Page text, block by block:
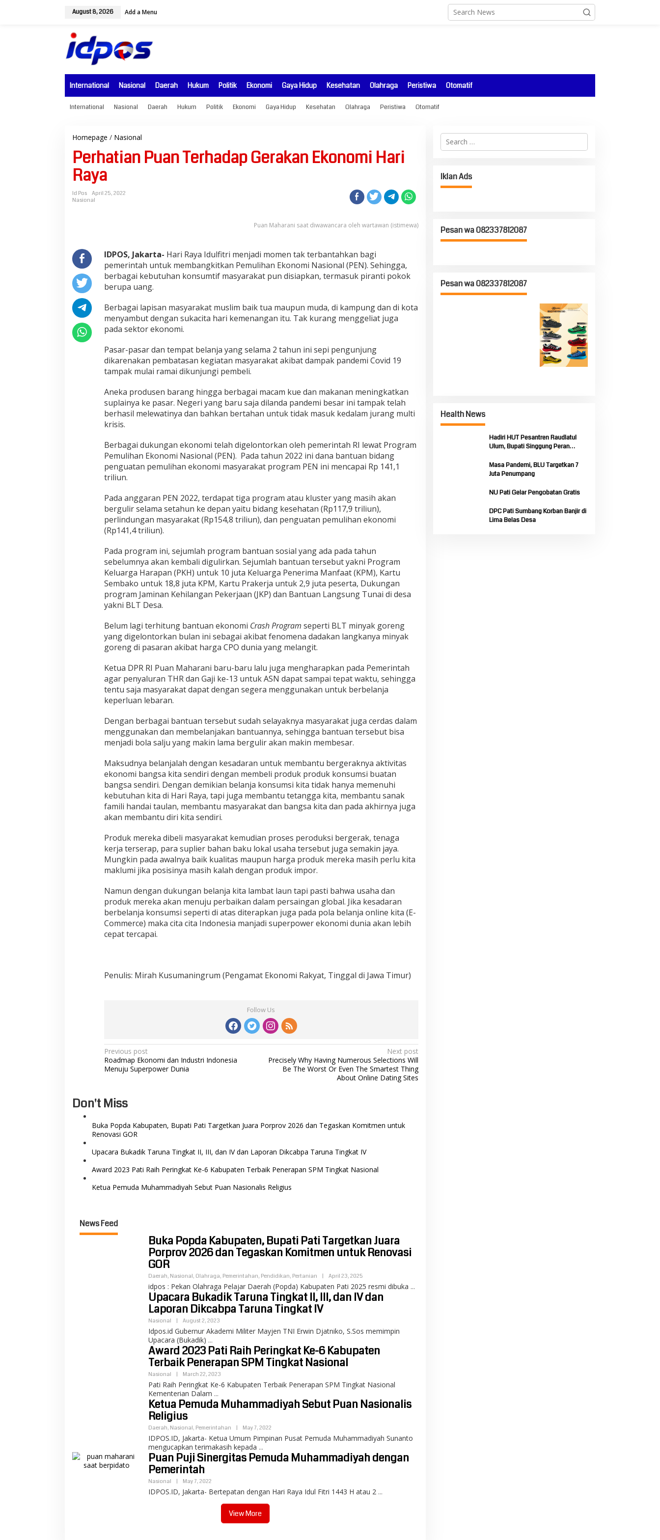
August 8, 2026 Add a Menu
International Nasional Daerah Hukum Politik Ekonomi Gaya Hidup Kesehatan Olahraga Peristiwa Otomatif
International Nasional Daerah Hukum Politik Ekonomi Gaya Hidup Kesehatan Olahraga Peristiwa Otomatif
Homepage / Nasional
Terhadap
Gerakan
Perhatian Puan Terhadap Gerakan Ekonomi Hari
Raya
Id Pos
April 25, 2022
Nasional
Puan Maharani saat diwawancara oleh wartawan (istimewa)
IDPOS, Jakarta- Hari Raya Idulfitri menjadi momen tak terbantahkan bagi
pemerintah untuk membangkitkan Pemulihan Ekonomi Nasional (PEN). Sehingga,
berbagai kebutuhan konsumtif masyarakat pun disiapkan, termasuk piranti pokok
berupa uang.
Berbagai lapisan masyarakat muslim baik tua maupun muda, di kampung dan di kota
menyambut dengan sukacita hari kemenangan itu. Tak kurang menggeliat juga
pada sektor ekonomi.
Pasar-pasar dan tempat belanja yang selama 2 tahun ini sepi pengunjung
dikarenakan pembatasan kegiatan masyarakat akibat dampak pandemi Covid 19
tampak mulai ramai dikunjungi pembeli.
Aneka produsen barang hingga berbagai macam kue dan makanan meningkatkan
suplainya ke pasar. Negeri yang baru saja dilanda pandemi besar ini tampak telah
berhasil melewatinya dan bahkan bertahan untuk tidak masuk kedalam jurang multi
krisis.
Berbagai dukungan ekonomi telah digelontorkan oleh pemerintah RI lewat Program
Pemulihan Ekonomi Nasional (PEN). Pada tahun 2022 ini dana bantuan bidang
penguatan pemulihan ekonomi masyarakat program PEN ini mencapai Rp 141,1
triliun.
Pada anggaran PEN 2022, terdapat tiga program atau kluster yang masih akan
bergulir selama setahun ke depan yaitu bidang kesehatan (Rp117,9 triliun),
perlindungan masyarakat (Rp154,8 triliun), dan penguatan pemulihan ekonomi
(Rp141,4 triliun).
Pada program ini, sejumlah program bantuan sosial yang ada pada tahun
sebelumnya akan kembali digulirkan. Sejumlah bantuan tersebut yakni Program
Keluarga Harapan (PKH) untuk 10 juta Keluarga Penerima Manfaat (KPM), Kartu
Sembako untuk 18,8 juta KPM, Kartu Prakerja untuk 2,9 juta peserta, Dukungan
program Jaminan Kehilangan Pekerjaan (JKP) dan Bantuan Langsung Tunai di desa
yakni BLT Desa.
Belum lagi terhitung bantuan ekonomi Crash Program seperti BLT minyak goreng
yang digelontorkan bulan ini sebagai akibat fenomena dadakan langkanya minyak
goreng di pasaran akibat harga CPO dunia yang melangit.
Ketua DPR RI Puan Maharani baru-baru lalu juga mengharapkan pada Pemerintah
agar penyaluran THR dan Gaji ke-13 untuk ASN dapat sampai tepat waktu, sehingga
tentu saja masyarakat dapat dengan segera menggunakan untuk berbelanja
keperluan lebaran.
Dengan berbagai bantuan tersebut sudah selayaknya masyarakat juga cerdas dalam
menggunakan dan membelanjakan bantuannya, sehingga bantuan tersebut bisa
menjadi bola salju yang makin lama bergulir akan makin membesar.
Maksudnya belanjalah dengan kesadaran untuk membantu bergeraknya aktivitas
ekonomi bangsa kita sendiri dengan membeli produk produk konsumsi buatan
bangsa sendiri. Dengan demikian belanja konsumsi kita tidak hanya memenuhi
kebutuhan kita di Hari Raya, tapi juga membantu tetangga kita, membantu sanak
famili handai taulan, membantu masyarakat dan bangsa kita dan pada akhirnya juga
akan membantu diri kita sendiri.
Produk mereka dibeli masyarakat kemudian proses peroduksi bergerak, tenaga
kerja terserap, para suplier bahan baku lokal usaha tersebut juga semakin jaya.
Mungkin pada awalnya baik kualitas maupun harga produk mereka masih perlu kita
maklumi jika posisinya masih kalah dengan produk impor.
Namun dengan dukungan belanja kita lambat laun tapi pasti bahwa usaha dan
produk mereka akan menuju perbaikan dalam persaingan global. Jika kesadaran
berbelanja konsumsi seperti di atas diterapkan juga pada pola belanja online kita (E-
Commerce) maka cita cita Indonesia manjadi superpower ekonomi dunia akan lebih
cepat tercapai.
Penulis: Mirah Kusumaningrum (Pengamat Ekonomi Rakyat, Tinggal di Jawa Timur)
Follow Us
Post
navigation
Previous post
Roadmap Ekonomi dan Industri Indonesia
Menuju Superpower Dunia
Next post
Precisely Why Having Numerous Selections Will
Be The Worst Or Even The Smartest Thing
About Online Dating Sites
Don't Miss
Buka Popda Kabupaten, Bupati Pati Targetkan Juara Porprov 2026 dan Tegaskan Komitmen untuk
Renovasi GOR
Upacara Bukadik Taruna Tingkat II, III, dan IV dan Laporan Dikcabpa Taruna Tingkat IV
Award 2023 Pati Raih Peringkat Ke-6 Kabupaten Terbaik Penerapan SPM Tingkat Nasional
Ketua Pemuda Muhammadiyah Sebut Puan Nasionalis Religius
News Feed
Buka Popda Kabupaten, Bupati Pati Targetkan Juara
Porprov 2026 dan Tegaskan Komitmen untuk Renovasi
GOR
Daerah, Nasional, Olahraga, Pemerintahan, Pendidikan, Pertanian | April 23, 2025
idpos : Pekan Olahraga Pelajar Daerah (Popda) Kabupaten Pati 2025 resmi dibuka
Upacara Bukadik Taruna Tingkat II, III, dan IV dan
Laporan Dikcabpa Taruna Tingkat IV
Nasional | August 2, 2023
Idpos.id Gubernur Akademi Militer Mayjen TNI Erwin Djatniko, S.Sos memimpin
Upacara (Bukadik)
Award 2023 Pati Raih Peringkat Ke-6 Kabupaten
Terbaik Penerapan SPM Tingkat Nasional
Nasional | March 22, 2023
Pati Raih Peringkat Ke-6 Kabupaten Terbaik Penerapan SPM Tingkat Nasional
Kementerian Dalam
Ketua Pemuda Muhammadiyah Sebut Puan Nasionalis
Religius
Daerah, Nasional, Pemerintahan | May 7, 2022
IDPOS.ID, Jakarta- Ketua Umum Pimpinan Pusat Pemuda Muhammadiyah Sunanto
mengucapkan terimakasih kepada
Puan Puji Sinergitas Pemuda Muhammadiyah dengan
Pemerintah
Nasional | May 7, 2022
IDPOS.ID, Jakarta- Bertepatan dengan Hari Raya Idul Fitri 1443 H atau 2
View More
Search
for:
Iklan Ads
Pesan wa 082337812087
Pesan wa 082337812087
Health News
Hadiri HUT Pesantren Raudlatul
Ulum, Bupati Singgung Peran
Pendidikan Nasional
Masa Pandemi, BLU Targetkan 7
Juta Penumpang
NU Pati Gelar Pengobatan Gratis
DPC Pati Sumbang Korban Banjir di
Lima Belas Desa